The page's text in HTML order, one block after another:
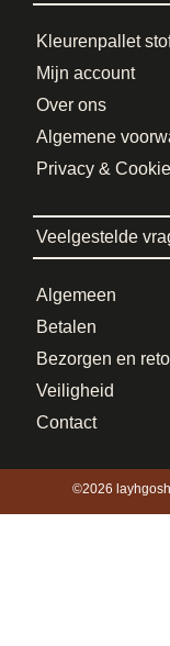
Kleurenpallet
Mijn account
Over ons
Algemene
Privacy &
Veelgestelde
Algemeen
Betalen
Bezorgen en
Veiligheid
Contact
©2026